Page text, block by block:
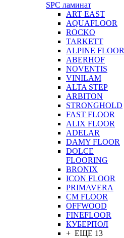
SPC ламинат
ART EAST
AQUAFLOOR
ROCKO
TARKETT
ALPINE FLOOR
ABERHOF
NOVENTIS
VINILAM
ALTA STEP
ARBITON
STRONGHOLD
FAST FLOOR
ALIX FLOOR
ADELAR
DAMY FLOOR
DOLCE
FLOORING
BRONIX
ICON FLOOR
PRIMAVERA
CM FLOOR
OFFWOOD
FINEFLOOR
КУБЕРПОЛ
+ ЕЩЕ 13